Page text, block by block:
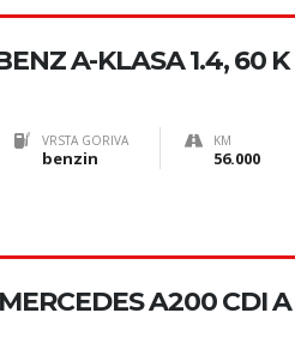
A-KLASA 1.4, 60 K
VRSTA GORIVA
benzin
KM
56.000
A200 CDI A